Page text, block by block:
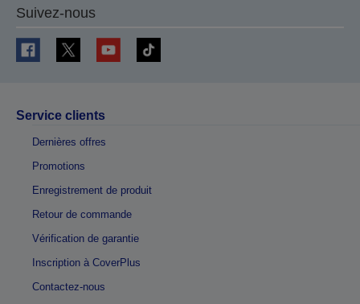
Suivez-nous
Service clients
Dernières offres
Promotions
Enregistrement de produit
Retour de commande
Vérification de garantie
Inscription à CoverPlus
Contactez-nous